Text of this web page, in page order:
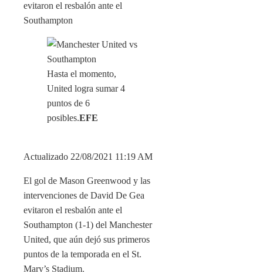
evitaron el resbalón ante el
Southampton
Hasta el momento,
United logra sumar 4
puntos de 6
posibles.EFE
Actualizado 22/08/2021 11:19 AM
El gol de Mason Greenwood y las
intervenciones de David De Gea
evitaron el resbalón ante el
Southampton (1-1) del Manchester
United, que aún dejó sus primeros
puntos de la temporada en el St.
Mary’s Stadium.